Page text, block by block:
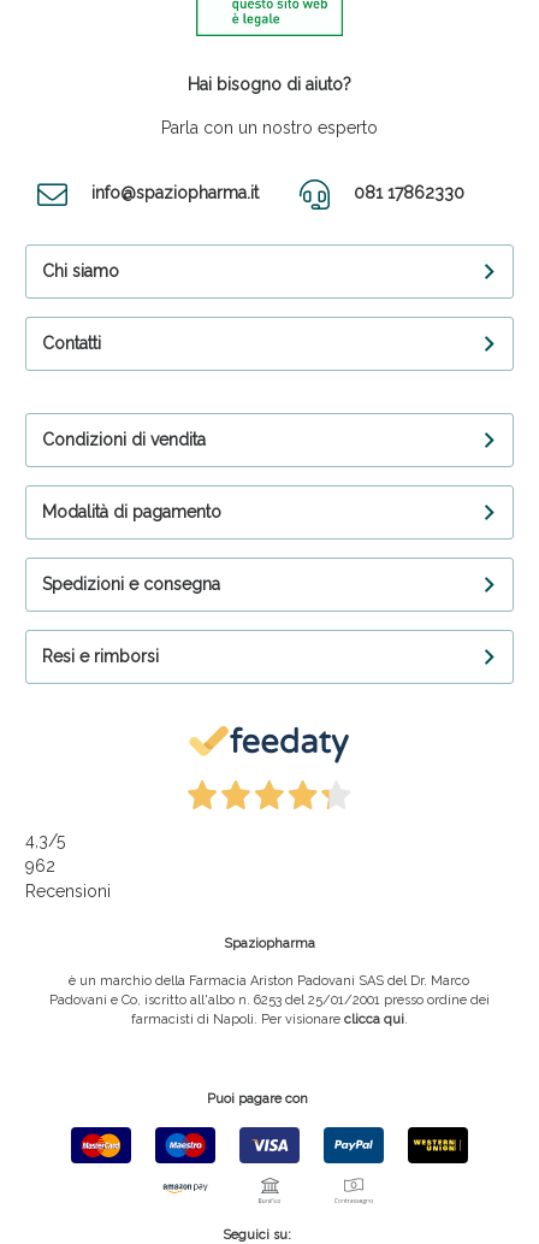
Hai bisogno di aiuto?
Parla con un nostro esperto
info@spaziopharma.it 081 17862330
Chi siamo
Contatti
Condizioni di vendita
Modalità di pagamento
Spedizioni e consegna
Resi e rimborsi
4,3/5
962
Recensioni
Spaziopharma
è un marchio della Farmacia Ariston Padovani SAS del Dr. Marco
Padovani e Co, iscritto all'albo n. 6253 del 25/01/2001 presso ordine dei
farmacisti di Napoli. Per visionare clicca qui.
Puoi pagare con
Seguici su: